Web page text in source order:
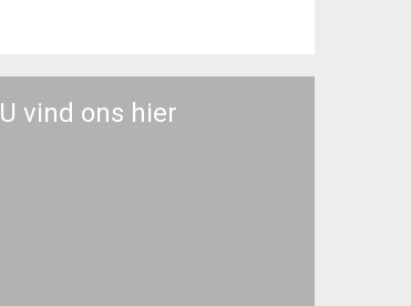
U vind ons hier